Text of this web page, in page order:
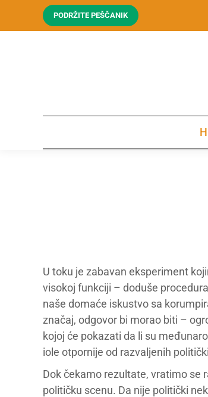
PODRŽITE PEŠČANIK
U toku je zabavan eksperiment
visokoj funkciji – doduše
naše domaće iskustvo sa
značaj, odgovor bi morao biti –
kojoj će pokazati da li su
iole otpornije od razvaljenih
Dok čekamo rezultate, vratimo se
političku scenu. Da nije politički